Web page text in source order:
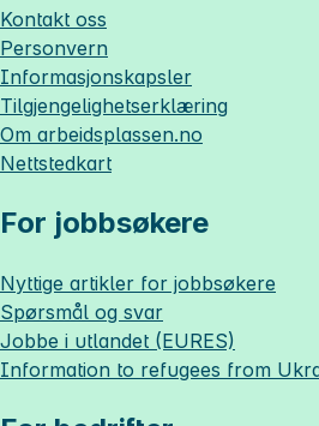
Kontakt oss
Personvern
Informasjonskapsler
Tilgjengelighetserklæring
Om arbeidsplassen.no
Nettstedkart
For jobbsøkere
Nyttige artikler for jobbsøkere
Spørsmål og svar
Jobbe i utlandet (EURES)
Information to refugees from